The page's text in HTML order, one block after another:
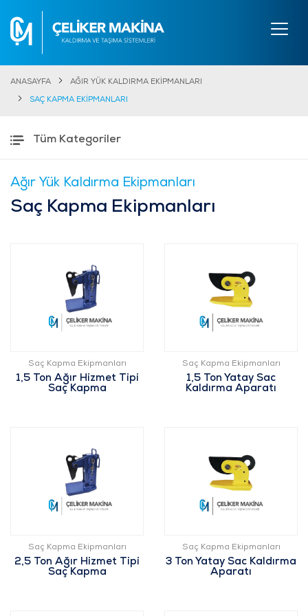
ANASAYFA AĞIR YÜK KALDIRMA EKİPMANLARI
SAÇ KAPMA EKİPMANLARI
Tüm Kategoriler
Ağır Yük Kaldırma Ekipmanları
Saç Kapma Ekipmanları
Saç Kapma Ekipmanları
1,5 Ton Ağır Hizmet Tipi
Saç Kapma
Saç Kapma Ekipmanları
1,5 Ton Yatay Sac
Kaldırma Aparatı
Saç Kapma Ekipmanları
2,5 Ton Ağır Hizmet Tipi
Saç Kapma
Saç Kapma Ekipmanları
3 Ton Yatay Sac Kaldırma
Aparatı